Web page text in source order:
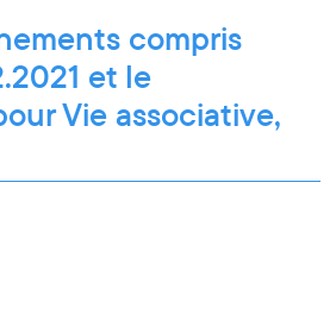
compris
et le
Vie associative,